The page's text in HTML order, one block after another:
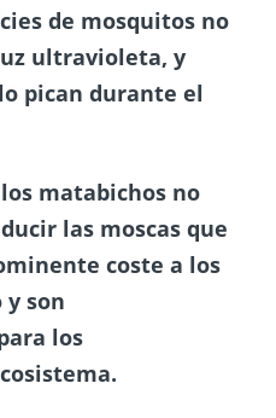
de mosquitos no
ultravioleta, y
pican durante el
matabichos no
las moscas que
coste a los
son
los